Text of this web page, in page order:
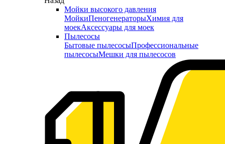
Мойки высокого давления
МойкиПеногенераторыХимия для
моекАксессуары для моек
Пылесосы
Бытовые пылесосыПрофессиональные
пылесосыМешки для пылесосов